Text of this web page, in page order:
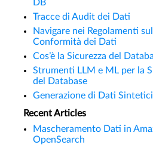
DB
Tracce di Audit dei Dati
Navigare nei Regolamenti
Conformità dei Dati
Cos’è la Sicurezza del
Strumenti LLM e ML per la
del Database
Generazione di Dati Sintetici
Recent Articles
Mascheramento Dati in
OpenSearch